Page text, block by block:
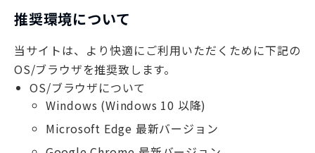
推奨環境について
当サイトは、より快適にご利用いただくために下記の
OS/ブラウザを推奨致します。
OS/ブラウザについて
Windows (Windows 10 以降)
Microsoft Edge 最新バージョン